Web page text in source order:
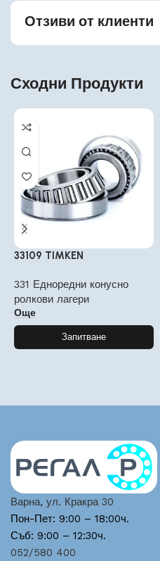
Отзиви от клиенти
Сходни Продукти
33109 TIMKEN
331 Едноредни конусно
ролкови лагери
Още
Запитване
Варна, ул. Кракра 30
Пон-Пет: 9:00 – 18:00ч.
Съб: 9:00 – 12:30ч.
052/580 400